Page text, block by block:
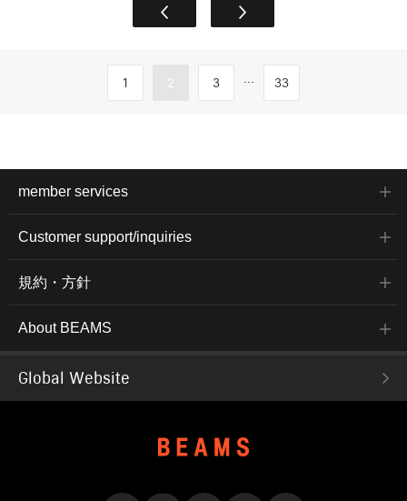
1 2 3 ... 33
member services
Customer support/inquiries
規約・方針
About BEAMS
Global Website